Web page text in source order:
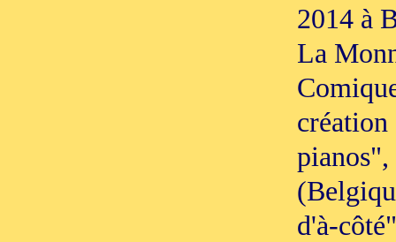
2014 à
La
d'à-